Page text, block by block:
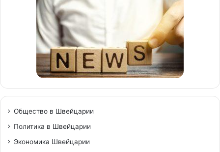
Общество в Швейцарии
Политика в Швейцарии
Экономика Швейцарии